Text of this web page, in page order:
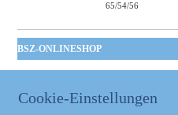
65/54/56
BSZ-ONLINESHOP
GVBl |
Cookie-Einstellungen